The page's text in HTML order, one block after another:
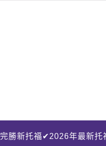
完勝新托福✔2026年最新托